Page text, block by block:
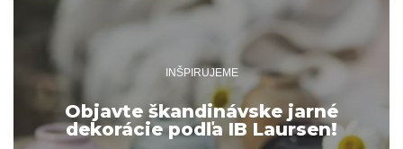
INŠPIRUJEME
Objavte škandinávske jarné
dekorácie podľa IB Laursen!